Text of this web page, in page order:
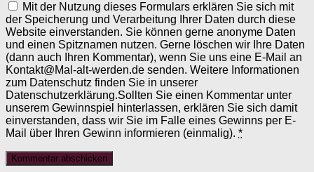
Mit der Nutzung dieses Formulars erklären Sie sich mit
der Speicherung und Verarbeitung Ihrer Daten durch diese
Website einverstanden. Sie können gerne anonyme Daten
und einen Spitznamen nutzen. Gerne löschen wir Ihre Daten
(dann auch Ihren Kommentar), wenn Sie uns eine E-Mail an
Kontakt@Mal-alt-werden.de senden. Weitere Informationen
zum Datenschutz finden Sie in unserer
Datenschutzerklärung.Sollten Sie einen Kommentar unter
unserem Gewinnspiel hinterlassen, erklären Sie sich damit
einverstanden, dass wir Sie im Falle eines Gewinns per E-
Mail über Ihren Gewinn informieren (einmalig). *